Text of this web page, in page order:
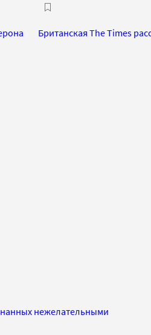
Британская The Times
нежелательными